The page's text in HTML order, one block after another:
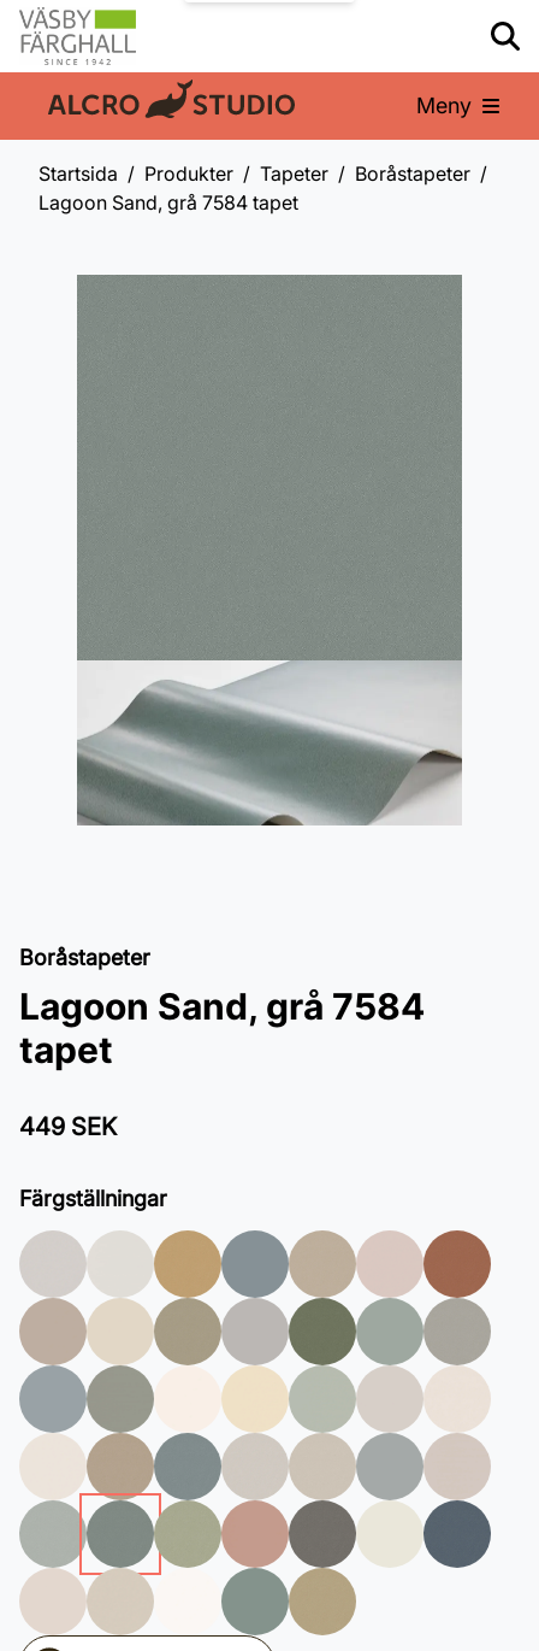
En del av: Meny
Startsida Produkter Tapeter
Boråstapeter
Lagoon Sand, grå 7584 tapet
Boråstapeter
Lagoon Sand, grå 7584
tapet
449 SEK
Färgställningar